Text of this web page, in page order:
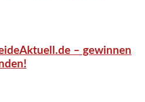
– gewinnen